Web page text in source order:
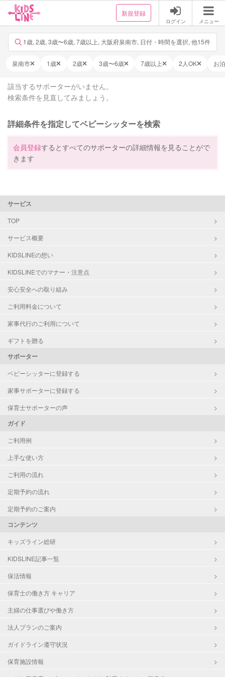
新規登録
ログイン メニュー
1歳, 2歳, 3歳〜6歳, 7歳以上, 大阪府泉南市, 日付・時間を選択, 他15件
泉南市 1歳 2歳 3歳〜6歳 7歳以上 2人OK お
該当するサポーターがいません。
検索条件を見直してみましょう。
詳細条件を指定してベビーシッターを検索
会員登録するとすべてのサポーターの詳細情報を見ることがで
きます
サービス
TOP
サービス概要
KIDSLINEの想い
KIDSLINEでのマナー・注意点
安心安全への取り組み
ご利用料金について
家事代行のご利用について
ギフトを贈る
サポーター
ベビーシッターに登録する
家事サポーターに登録する
保育士サポーターの声
ガイド
ご利用例
上手な使い方
ご利用の流れ
定期予約の流れ
定期予約のご案内
コンテンツ
キッズライン総研
KIDSLINE記事一覧
保活情報
保育士の働き方 キャリア
主婦の仕事選びや働き方
法人プランのご案内
ガイドライン遵守状況
保育施設情報